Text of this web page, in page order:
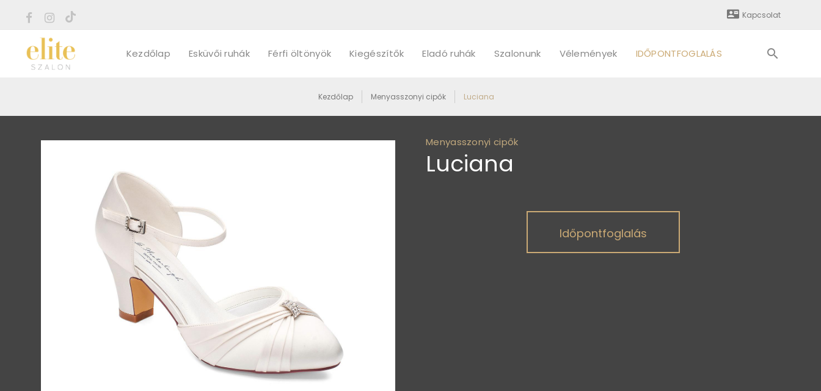
Kapcsolat
Kezdőlap Esküvői ruhák Férfi öltönyök Kiegészítők Eladó ruhák Szalonunk Vélemények IDŐPONTFOGLALÁS
Kezdőlap Menyasszonyi cipők Luciana
Menyasszonyi cipők
Luciana
Időpontfoglalás